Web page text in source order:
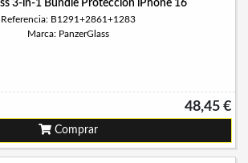
3-in-1 Bundle Proteccion iPhone 16
Referencia: B1291+2861+1283
Marca: PanzerGlass
48,45 €
Comprar